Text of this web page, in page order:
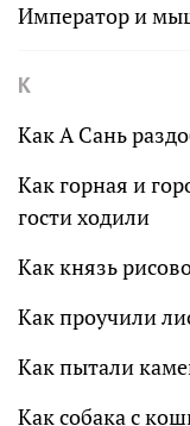
Император и
К
Как А Сань
Как горная и
гости ходили
Как князь
Как проучили
Как пытали
Как собака с